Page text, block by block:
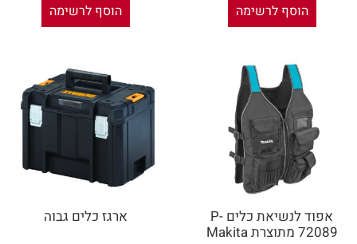
הוסף לרשימה הוסף לרשימה
אפוד לנשיאת כלים P-
72089 מתוצרת Makita
ארגז כלים גבוה